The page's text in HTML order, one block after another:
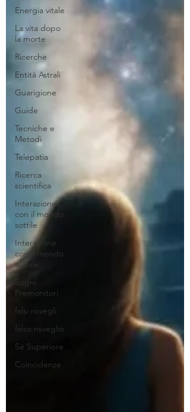
Energia vitale
La vita dopo
la morte
Ricerche
Entità Astrali
Guarigione
Guide
Tecniche e
Metodi
Telepatia
Ricerca
scientifica
Interazione
con il mondo
sottile
Interazione
con il mondo
astrale
Sogni
Premonitori
falsi risvegli
falso risveglio
Sé Superiore
Coincidenze